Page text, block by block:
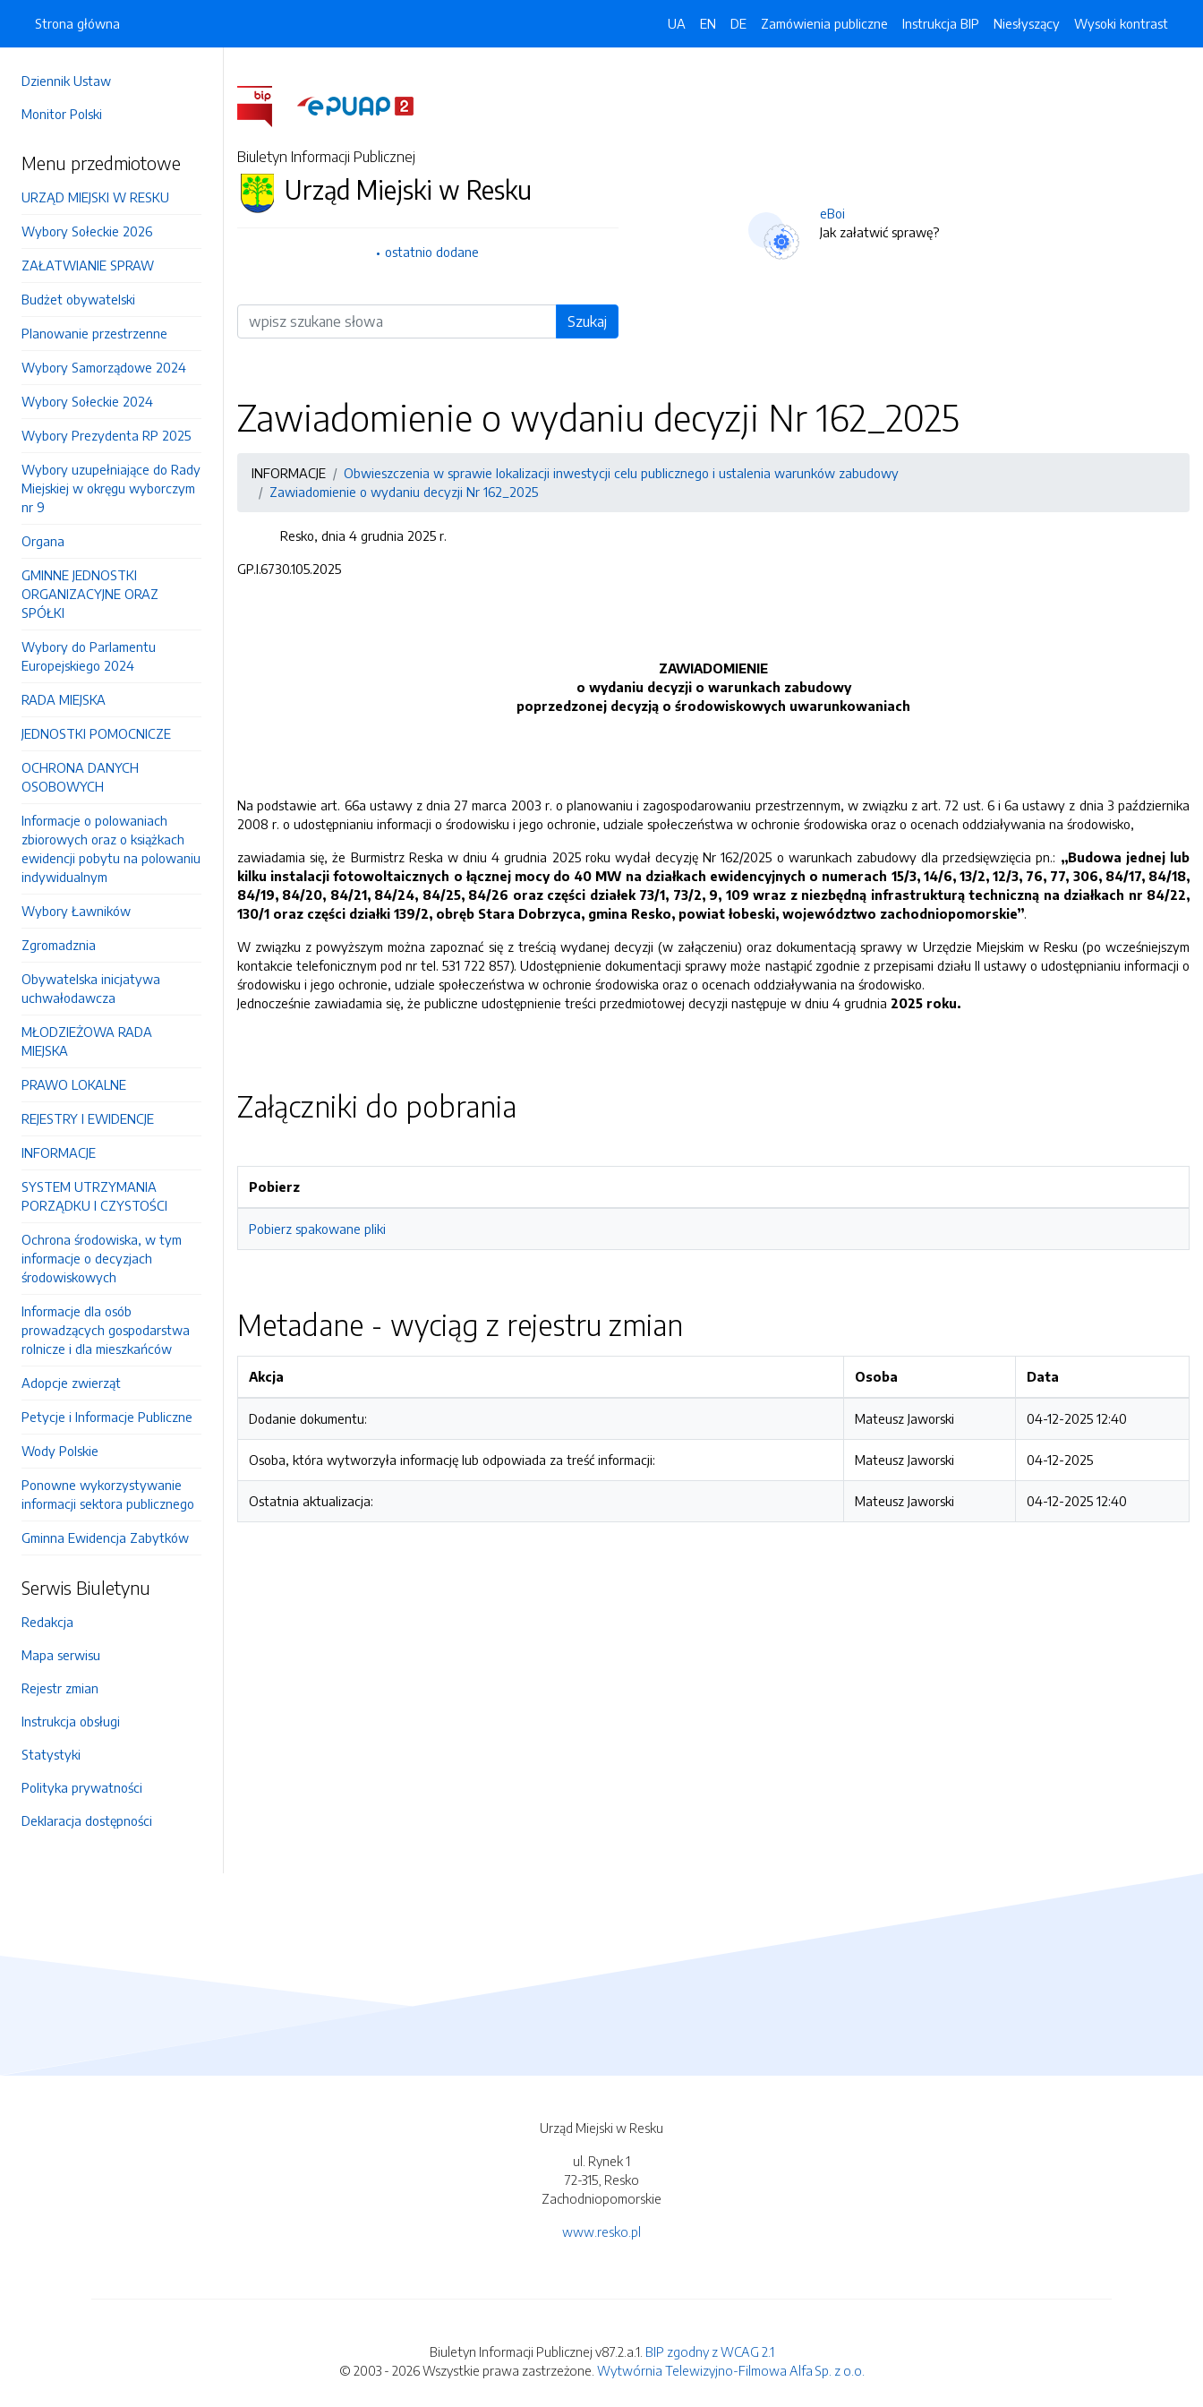
Dziennik Ustaw
Monitor Polski
Menu przedmiotowe
URZĄD MIEJSKI W RESKU
Wybory Sołeckie 2026
ZAŁATWIANIE SPRAW
Budżet obywatelski
Planowanie przestrzenne
Wybory Samorządowe 2024
Wybory Sołeckie 2024
Wybory Prezydenta RP 2025
Wybory uzupełniające do Rady
Miejskiej w okręgu wyborczym
nr 9
Organa
GMINNE JEDNOSTKI
ORGANIZACYJNE ORAZ
SPÓŁKI
Wybory do Parlamentu
Europejskiego 2024
RADA MIEJSKA
JEDNOSTKI POMOCNICZE
OCHRONA DANYCH
OSOBOWYCH
Informacje o polowaniach
zbiorowych oraz o książkach
ewidencji pobytu na polowaniu
indywidualnym
Wybory Ławników
Zgromadznia
Obywatelska inicjatywa
uchwałodawcza
MŁODZIEŻOWA RADA
MIEJSKA
PRAWO LOKALNE
REJESTRY I EWIDENCJE
INFORMACJE
SYSTEM UTRZYMANIA
PORZĄDKU I CZYSTOŚCI
Ochrona środowiska, w tym
informacje o decyzjach
środowiskowych
Informacje dla osób
prowadzących gospodarstwa
rolnicze i dla mieszkańców
Adopcje zwierząt
Petycje i Informacje Publiczne
Wody Polskie
Ponowne wykorzystywanie
informacji sektora publicznego
Gminna Ewidencja Zabytków
Serwis Biuletynu
Redakcja
Mapa serwisu
Rejestr zmian
Instrukcja obsługi
Statystyki
Polityka prywatności
Deklaracja dostępności
Strona główna UA EN DE Zamówienia publiczne Instrukcja BIP Niesłyszący Wysoki kontrast
Biuletyn Informacji Publicznej
Urząd Miejski w Resku
ostatnio dodane
Wyszukiwarka Szukaj
eBoi
Jak załatwić sprawę?
Zawiadomienie o wydaniu decyzji Nr 162_2025
INFORMACJE
Obwieszczenia w sprawie lokalizacji inwestycji celu publicznego i ustalenia warunków zabudowy
Zawiadomienie o wydaniu decyzji Nr 162_2025
Resko, dnia 4 grudnia 2025 r.
GP.I.6730.105.2025
ZAWIADOMIENIE
o wydaniu decyzji o warunkach zabudowy
poprzedzonej decyzją o środowiskowych uwarunkowaniach
Na podstawie art. 66a ustawy z dnia 27 marca 2003 r. o planowaniu i zagospodarowaniu przestrzennym, w związku z art. 72 ust. 6 i 6a ustawy z dnia 3 października
2008 r. o udostępnianiu informacji o środowisku i jego ochronie, udziale społeczeństwa w ochronie środowiska oraz o ocenach oddziaływania na środowisko,
zawiadamia się, że Burmistrz Reska w dniu 4 grudnia 2025 roku wydał decyzję Nr 162/2025 o warunkach zabudowy dla przedsięwzięcia pn.: „Budowa jednej lub
kilku instalacji fotowoltaicznych o łącznej mocy do 40 MW na działkach ewidencyjnych o numerach 15/3, 14/6, 13/2, 12/3, 76, 77, 306, 84/17, 84/18,
84/19, 84/20, 84/21, 84/24, 84/25, 84/26 oraz części działek 73/1, 73/2, 9, 109 wraz z niezbędną infrastrukturą techniczną na działkach nr 84/22,
130/1 oraz części działki 139/2, obręb Stara Dobrzyca, gmina Resko, powiat łobeski, województwo zachodniopomorskie”.
W związku z powyższym można zapoznać się z treścią wydanej decyzji (w załączeniu) oraz dokumentacją sprawy w Urzędzie Miejskim w Resku (po wcześniejszym
kontakcie telefonicznym pod nr tel. 531 722 857). Udostępnienie dokumentacji sprawy może nastąpić zgodnie z przepisami działu II ustawy o udostępnianiu informacji o
środowisku i jego ochronie, udziale społeczeństwa w ochronie środowiska oraz o ocenach oddziaływania na środowisko.
Jednocześnie zawiadamia się, że publiczne udostępnienie treści przedmiotowej decyzji następuje w dniu 4 grudnia 2025 roku.
Załączniki do pobrania
Pobierz
Pobierz spakowane pliki
Metadane - wyciąg z rejestru zmian
Akcja Osoba Data
Dodanie dokumentu: Mateusz Jaworski 04-12-2025 12:40
Osoba, która wytworzyła informację lub odpowiada za treść informacji: Mateusz Jaworski 04-12-2025
Ostatnia aktualizacja: Mateusz Jaworski 04-12-2025 12:40
Urząd Miejski w Resku
ul. Rynek 1
72-315, Resko
Zachodniopomorskie
www.resko.pl
Biuletyn Informacji Publicznej v87.2.a.1. BIP zgodny z WCAG 2.1
© 2003 - 2026 Wszystkie prawa zastrzeżone. Wytwórnia Telewizyjno-Filmowa Alfa Sp. z o.o.